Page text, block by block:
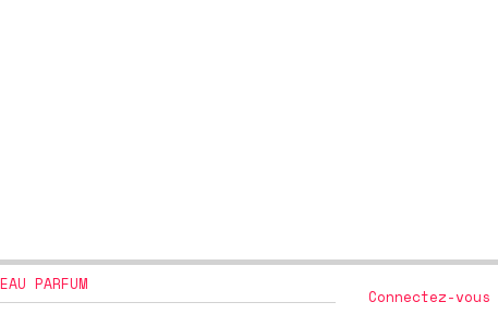
PARFUM
Connectez-vous